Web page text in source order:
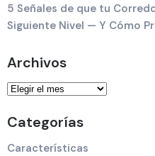
5 Señales de que tu
Siguiente Nivel — Y Cómo
Archivos
Categorías
Características